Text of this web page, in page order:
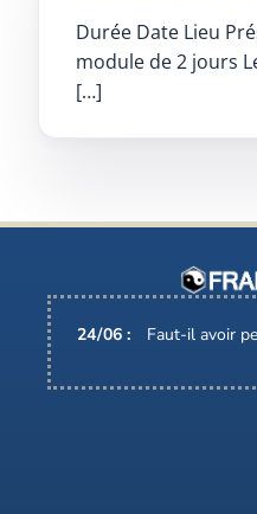
Durée Date Lieu
module de 2 jours
[…]
24/06 : Faut-il avoir peur de